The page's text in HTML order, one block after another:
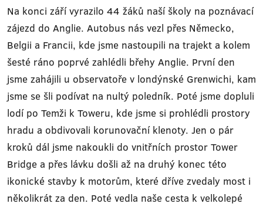
Na konci září vyrazilo 44 žáků naší školy na poznávací
zájezd do Anglie. Autobus nás vezl přes Německo,
Belgii a Francii, kde jsme nastoupili na trajekt a kolem
šesté ráno poprvé zahlédli břehy Anglie. První den
jsme zahájili u observatoře v londýnské Grenwichi, kam
jsme se šli podívat na nultý poledník. Poté jsme dopluli
lodí po Temži k Toweru, kde jsme si prohlédli prostory
hradu a obdivovali korunovační klenoty. Jen o pár
kroků dál jsme nakoukli do vnitřních prostor Tower
Bridge a přes lávku došli až na druhý konec této
ikonické stavby k motorům, které dříve zvedaly most i
několikrát za den. Poté vedla naše cesta k velkolepé